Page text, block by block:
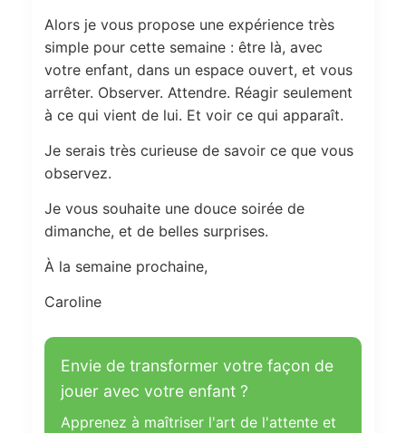
Alors je vous propose une expérience très
simple pour cette semaine : être là, avec
votre enfant, dans un espace ouvert, et vous
arrêter. Observer. Attendre. Réagir seulement
à ce qui vient de lui. Et voir ce qui apparaît.
Je serais très curieuse de savoir ce que vous
observez.
Je vous souhaite une douce soirée de
dimanche, et de belles surprises.
À la semaine prochaine,
Caroline
Envie de transformer votre façon de
jouer avec votre enfant ?
Apprenez à maîtriser l'art de l'attente et